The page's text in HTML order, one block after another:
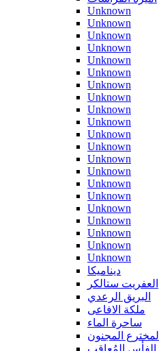
Unknown
Unknown
Unknown
Unknown
Unknown
Unknown
Unknown
Unknown
Unknown
Unknown
Unknown
Unknown
Unknown
Unknown
Unknown
Unknown
Unknown
Unknown
Unknown
Unknown
Unknown
ديناميكا
العفريت ستالكر
البريق الرعدي
ملكة الافاعى
ساحرة الماء
المخترع المجنون